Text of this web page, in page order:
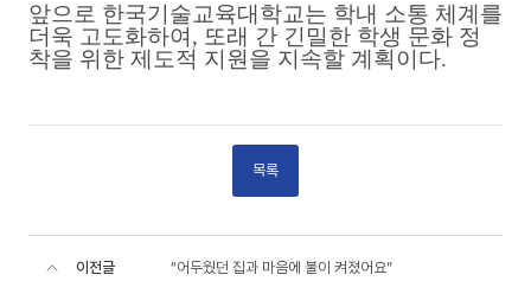
앞으로 한국기술교육대학교는 학내 소통 체계를
더욱 고도화하여 , 또래 간 긴밀한 학생 문화 정
착을 위한 제도적 지원을 지속할 계획이다.
목록
이전글 “어두웠던 집과 마음에 불이 켜졌어요”